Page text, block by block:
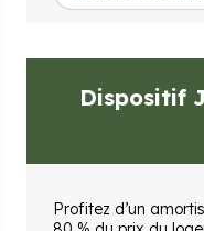
Dispositif
Profitez d’un